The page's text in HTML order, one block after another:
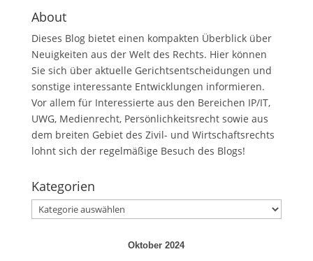
About
Dieses Blog bietet einen kompakten Überblick über
Neuigkeiten aus der Welt des Rechts. Hier können
Sie sich über aktuelle Gerichtsentscheidungen und
sonstige interessante Entwicklungen informieren.
Vor allem für Interessierte aus den Bereichen IP/IT,
UWG, Medienrecht, Persönlichkeitsrecht sowie aus
dem breiten Gebiet des Zivil- und Wirtschaftsrechts
lohnt sich der regelmäßige Besuch des Blogs!
Kategorien
Kategorien
Oktober 2024